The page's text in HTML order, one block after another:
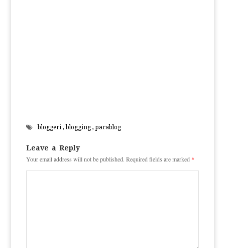
bloggeri,blogging,parablog
Leave a Reply
Your email address will not be published. Required fields are marked *